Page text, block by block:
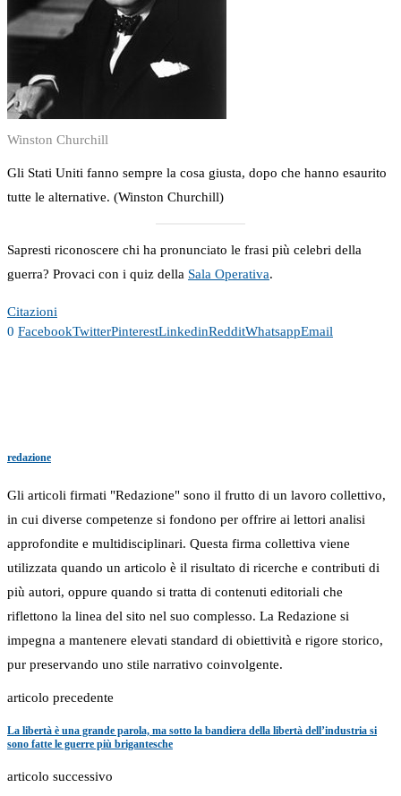
Winston Churchill
Gli Stati Uniti fanno sempre la cosa giusta, dopo che hanno esaurito
tutte le alternative. (Winston Churchill)
Sapresti riconoscere chi ha pronunciato le frasi più celebri della
guerra? Provaci con i quiz della Sala Operativa.
Citazioni
0 FacebookTwitterPinterestLinkedinRedditWhatsappEmail
redazione
Gli articoli firmati "Redazione" sono il frutto di un lavoro collettivo,
in cui diverse competenze si fondono per offrire ai lettori analisi
approfondite e multidisciplinari. Questa firma collettiva viene
utilizzata quando un articolo è il risultato di ricerche e contributi di
più autori, oppure quando si tratta di contenuti editoriali che
riflettono la linea del sito nel suo complesso. La Redazione si
impegna a mantenere elevati standard di obiettività e rigore storico,
pur preservando uno stile narrativo coinvolgente.
articolo precedente
La libertà è una grande parola, ma sotto la bandiera della libertà dell’industria si
sono fatte le guerre più brigantesche
articolo successivo